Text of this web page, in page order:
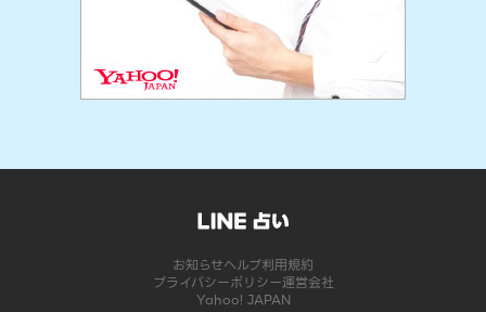
お知らせヘルプ利用規約
プライバシーポリシー運営会社
Yahoo! JAPAN